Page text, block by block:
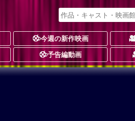
今週の新作映画
予告編動画